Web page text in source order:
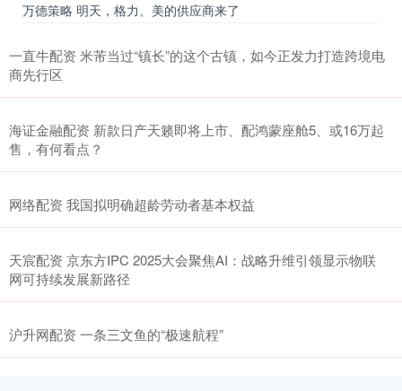
万德策略 明天，格力、美的供应商来了
一直牛配资 米芾当过“镇长”的这个古镇，如今正发力打造跨境电
商先行区
海证金融配资 新款日产天籁即将上市、配鸿蒙座舱5、或16万起
售，有何看点？
网络配资 我国拟明确超龄劳动者基本权益
天宸配资 京东方IPC 2025大会聚焦AI：战略升维引领显示物联
网可持续发展新路径
沪升网配资 一条三文鱼的“极速航程”